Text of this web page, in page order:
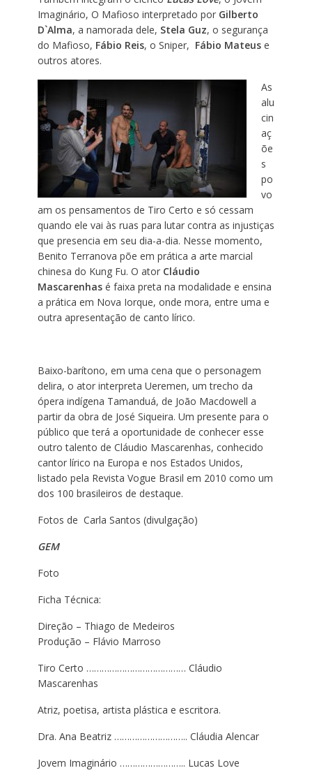
Imaginário, O Mafioso interpretado por Gilberto
D`Alma, a namorada dele, Stela Guz, o segurança
do Mafioso, Fábio Reis, o Sniper, Fábio Mateuse
outros atores.
As
alu
cin
aç
õe
s
po
vo
am os pensamentos de Tiro Certo e só cessam
quando ele vai às ruas para lutar contra as injustiças
que presencia em seu dia-a-dia. Nesse momento,
Benito Terranova põe em prática a arte marcial
chinesa do Kung Fu. O ator Cláudio
Mascarenhasé faixa preta na modalidade e ensina
a prática em Nova Iorque, onde mora, entre uma e
outra apresentação de canto lírico.
Baixo-barítono, em uma cena que o personagem
delira, o ator interpreta Ueremen, um trecho da
ópera indígena Tamanduá, de João Macdowell a
partir da obra de José Siqueira. Um presente para o
público que terá a oportunidade de conhecer esse
outro talento de Cláudio Mascarenhas, conhecido
cantor lírico na Europa e nos Estados Unidos,
listado pela Revista Vogue Brasil em 2010 como um
dos 100 brasileiros de destaque.
Fotos de Carla Santos (divulgação)
GEM
Foto
Ficha Técnica:
Direção – Thiago de Medeiros
Produção – Flávio Marroso
Tiro Certo ………………………………… Cláudio
Mascarenhas
Atriz, poetisa, artista plástica e escritora.
Dra. Ana Beatriz ……………………….. Cláudia Alencar
Jovem Imaginário …………………….. Lucas Love